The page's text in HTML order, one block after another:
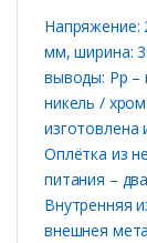
Напряжение:
мм, ширина:
выводы: Рр –
никель /
изготовлена
Оплётка из
питания –
Внутренняя
внешнея